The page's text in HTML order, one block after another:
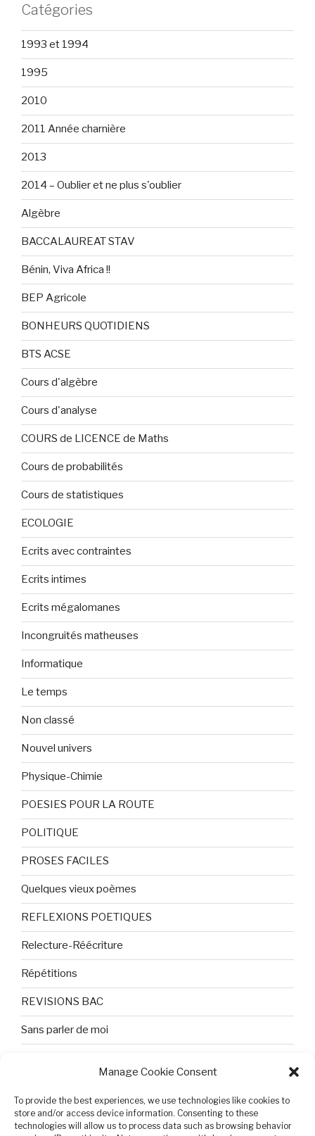
Manage Cookie Consent
To provide the best experiences, we use technologies like cookies to
store and/or access device information. Consenting to these
technologies will allow us to process data such as browsing behavior
Catégories
1993 et 1994
1995
2010
2011 Année charnière
2013
2014 – Oublier et ne plus s'oublier
Algèbre
BACCALAUREAT STAV
Bénin, Viva Africa !!
BEP Agricole
BONHEURS QUOTIDIENS
BTS ACSE
Cours d'algèbre
Cours d'analyse
COURS de LICENCE de Maths
Cours de probabilités
Cours de statistiques
ECOLOGIE
Ecrits avec contraintes
Ecrits intimes
Ecrits mégalomanes
Incongruités matheuses
Informatique
Le temps
Non classé
Nouvel univers
Physique-Chimie
POESIES POUR LA ROUTE
POLITIQUE
PROSES FACILES
Quelques vieux poèmes
REFLEXIONS POETIQUES
Relecture-Réécriture
Répétitions
REVISIONS BAC
Sans parler de moi
Tristesse et attente